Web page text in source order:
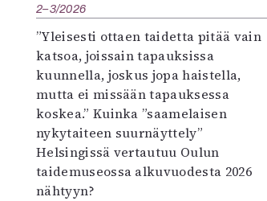
2–3/2026
”Yleisesti ottaen taidetta pitää vain
katsoa, joissain tapauksissa
kuunnella, joskus jopa haistella,
mutta ei missään tapauksessa
koskea.” Kuinka ”saamelaisen
nykytaiteen suurnäyttely”
Helsingissä vertautuu Oulun
taidemuseossa alkuvuodesta 2026
nähtyyn?